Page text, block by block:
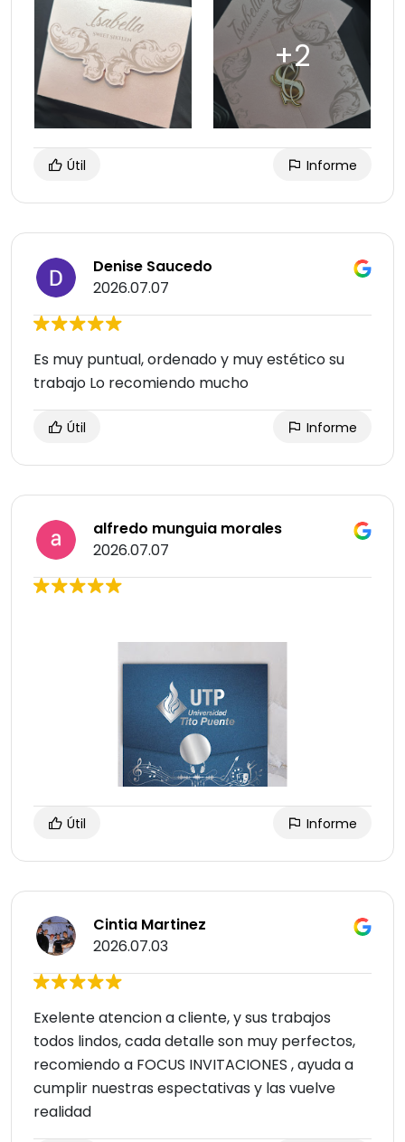
Útil Informe
Denise Saucedo
2026.07.07
Es muy puntual, ordenado y muy estético su
trabajo Lo recomiendo mucho
Útil Informe
alfredo munguia morales
2026.07.07
Útil Informe
Cintia Martinez
2026.07.03
Exelente atencion a cliente, y sus trabajos
todos lindos, cada detalle son muy perfectos,
recomiendo a FOCUS INVITACIONES , ayuda a
cumplir nuestras espectativas y las vuelve
realidad